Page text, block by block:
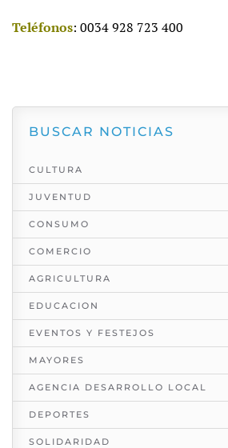
Teléfonos: 0034 928 723 400
BUSCAR NOTICIAS
CULTURA
JUVENTUD
CONSUMO
COMERCIO
AGRICULTURA
EDUCACION
EVENTOS Y FESTEJOS
MAYORES
AGENCIA DESARROLLO LOCAL
DEPORTES
SOLIDARIDAD